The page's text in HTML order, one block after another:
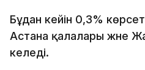
Бұдан кейін 0,3%
Астана қалалары және
келеді.